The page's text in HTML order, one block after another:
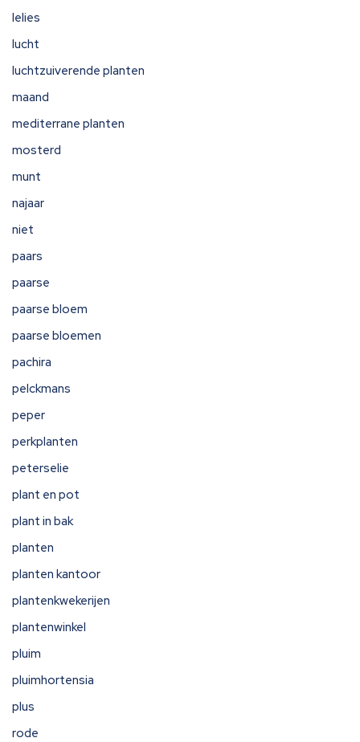
lelies
lucht
luchtzuiverende planten
maand
mediterrane planten
mosterd
munt
najaar
niet
paars
paarse
paarse bloem
paarse bloemen
pachira
pelckmans
peper
perkplanten
peterselie
plant en pot
plant in bak
planten
planten kantoor
plantenkwekerijen
plantenwinkel
pluim
pluimhortensia
plus
rode